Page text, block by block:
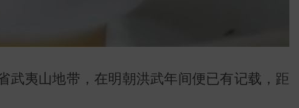
武夷山地带，在明朝洪武年间便已有记载，距